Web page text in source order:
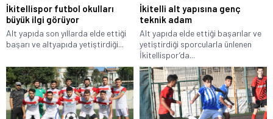
İkitellispor futbol okulları
büyük ilgi görüyor
Alt yapıda son yıllarda elde ettiği
başarı ve altyapıda yetiştirdiği...
İkitelli alt yapısına genç
teknik adam
Alt yapıda elde ettiği başarılar ve
yetiştirdiği sporcularla ünlenen
İkitellispor’da...